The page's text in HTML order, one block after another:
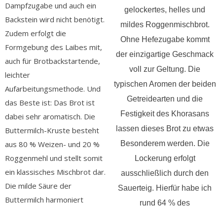
Dampfzugabe und auch ein
Backstein wird nicht benötigt.
Zudem erfolgt die
Formgebung des Laibes mit,
auch für Brotbackstartende,
leichter
Aufarbeitungsmethode. Und
das Beste ist: Das Brot ist
dabei sehr aromatisch. Die
Buttermilch-Kruste besteht
aus 80 % Weizen- und 20 %
Roggenmehl und stellt somit
ein klassisches Mischbrot dar.
Die milde Säure der
Buttermilch harmoniert
gelockertes, helles und
mildes Roggenmischbrot.
Ohne Hefezugabe kommt
der einzigartige Geschmack
voll zur Geltung. Die
typischen Aromen der beiden
Getreidearten und die
Festigkeit des Khorasans
lassen dieses Brot zu etwas
Besonderem werden. Die
Lockerung erfolgt
ausschließlich durch den
Sauerteig. Hierfür habe ich
rund 64 % des